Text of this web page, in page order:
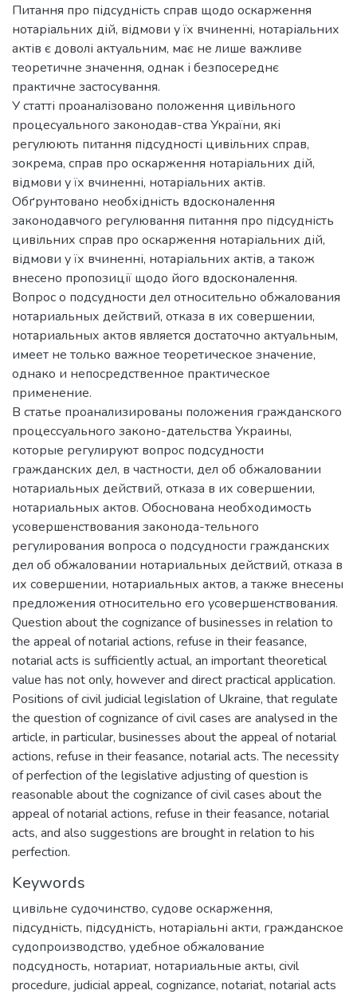
Питання про підсудність справ щодо оскарження
нотаріальних дій, відмови у їх вчиненні, нотаріальних
актів є доволі актуальним, має не лише важливе
теоретичне значення, однак і безпосереднє
практичне застосування.
У статті проаналізовано положення цивільного
процесуального законодав-ства України, які
регулюють питання підсудності цивільних справ,
зокрема, справ про оскарження нотаріальних дій,
відмови у їх вчиненні, нотаріальних актів.
Обґрунтовано необхідність вдосконалення
законодавчого регулювання питання про підсудність
цивільних справ про оскарження нотаріальних дій,
відмови у їх вчиненні, нотаріальних актів, а також
внесено пропозиції щодо його вдосконалення.
Вопрос о подсудности дел относительно обжалования
нотариальных действий, отказа в их совершении,
нотариальных актов является достаточно актуальным,
имеет не только важное теоретическое значение,
однако и непосредственное практическое
применение.
В статье проанализированы положения гражданского
процессуального законо-дательства Украины,
которые регулируют вопрос подсудности
гражданских дел, в частности, дел об обжаловании
нотариальных действий, отказа в их совершении,
нотариальных актов. Обоснована необходимость
усовершенствования законода-тельного
регулирования вопроса о подсудности гражданских
дел об обжаловании нотариальных действий, отказа в
их совершении, нотариальных актов, а также внесены
предложения относительно его усовершенствования.
Question about the cognizance of businesses in relation to
the appeal of notarial actions, refuse in their feasance,
notarial acts is sufficiently actual, an important theoretical
value has not only, however and direct practical application.
Positions of civil judicial legislation of Ukraine, that regulate
the question of cognizance of civil cases are analysed in the
article, in particular, businesses about the appeal of notarial
actions, refuse in their feasance, notarial acts. The necessity
of perfection of the legislative adjusting of question is
reasonable about the cognizance of civil cases about the
appeal of notarial actions, refuse in their feasance, notarial
acts, and also suggestions are brought in relation to his
perfection.
Keywords
цивільне судочинство, судове оскарження,
підсудність, підсудність, нотаріальні акти, гражданское
судопроизводство, удебное обжалование
подсудность, нотариат, нотариальные акты, civil
procedure, judicial appeal, cognizance, notariat, notarial acts